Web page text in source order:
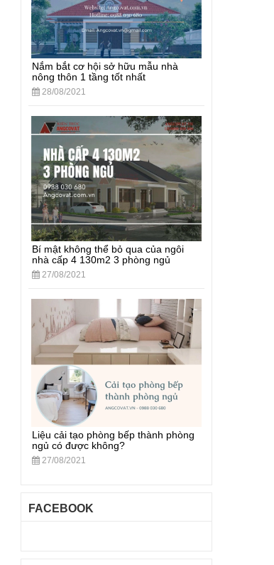
Nắm bắt cơ hội sở hữu mẫu nhà
nông thôn 1 tầng tốt nhất
28/08/2021
Bí mật không thể bỏ qua của ngôi
nhà cấp 4 130m2 3 phòng ngủ
27/08/2021
Liệu cải tạo phòng bếp thành phòng
ngủ có được không?
27/08/2021
FACEBOOK